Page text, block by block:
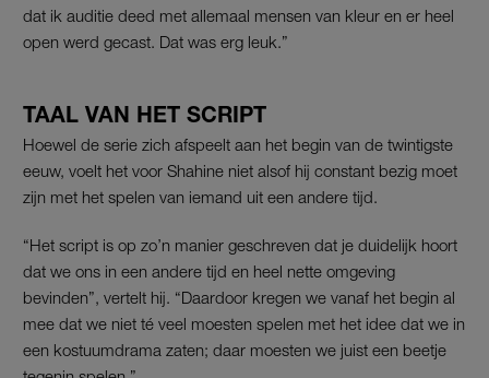
dat ik auditie deed met allemaal mensen van kleur en er heel
open werd gecast. Dat was erg leuk.”
TAAL VAN HET SCRIPT
Hoewel de serie zich afspeelt aan het begin van de twintigste
eeuw, voelt het voor Shahine niet alsof hij constant bezig moet
zijn met het spelen van iemand uit een andere tijd.
“Het script is op zo’n manier geschreven dat je duidelijk hoort
dat we ons in een andere tijd en heel nette omgeving
bevinden”, vertelt hij. “Daardoor kregen we vanaf het begin al
mee dat we niet té veel moesten spelen met het idee dat we in
een kostuumdrama zaten; daar moesten we juist een beetje